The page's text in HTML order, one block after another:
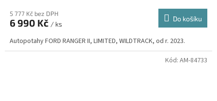
5 777 Kč bez DPH
6 990 Kč / ks
Do košíku
Autopotahy FORD RANGER II, LIMITED, WILDTRACK, od r. 2023.
Kód: AM-84733